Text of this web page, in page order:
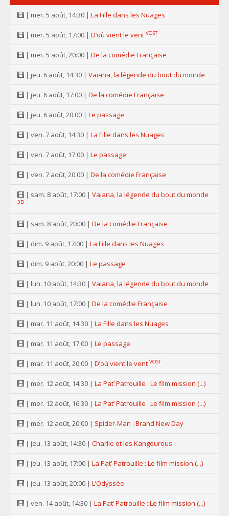
| mer. 5 août, 14:30 | La Fille dans les Nuages
| mer. 5 août, 17:00 | D’où vient le vent VOST
| mer. 5 août, 20:00 | De la comédie Française
| jeu. 6 août, 14:30 | Vaiana, la légende du bout du monde
| jeu. 6 août, 17:00 | De la comédie Française
| jeu. 6 août, 20:00 | Le passage
| ven. 7 août, 14:30 | La Fille dans les Nuages
| ven. 7 août, 17:00 | Le passage
| ven. 7 août, 20:00 | De la comédie Française
| sam. 8 août, 17:00 | Vaiana, la légende du bout du monde
3D
| sam. 8 août, 20:00 | De la comédie Française
| dim. 9 août, 17:00 | La Fille dans les Nuages
| dim. 9 août, 20:00 | Le passage
| lun. 10 août, 14:30 | Vaiana, la légende du bout du monde
| lun. 10 août, 17:00 | De la comédie Française
| mar. 11 août, 14:30 | La Fille dans les Nuages
| mar. 11 août, 17:00 | Le passage
| mar. 11 août, 20:00 | D’où vient le vent VOST
| mer. 12 août, 14:30 | La Pat’ Patrouille : Le film mission (...)
| mer. 12 août, 16:30 | La Pat’ Patrouille : Le film mission (...)
| mer. 12 août, 20:00 | Spider-Man : Brand New Day
| jeu. 13 août, 14:30 | Charlie et les Kangourous
| jeu. 13 août, 17:00 | La Pat’ Patrouille : Le film mission (...)
| jeu. 13 août, 20:00 | L’Odyssée
| ven. 14 août, 14:30 | La Pat’ Patrouille : Le film mission (...)